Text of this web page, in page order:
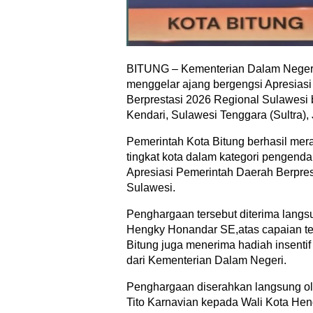
BITUNG – Kementerian Dalam
menggelar ajang bergengsi
Berprestasi 2026 Regional
Kendari, Sulawesi Tenggara (Sultra),
Pemerintah Kota Bitung berhasil
tingkat kota dalam kategori
Apresiasi Pemerintah Daerah
Sulawesi.
Penghargaan tersebut diterima
Hengky Honandar SE,atas capaian
Bitung juga menerima hadiah
dari Kementerian Dalam Negeri.
Penghargaan diserahkan langsung
Tito Karnavian kepada Wali Kota